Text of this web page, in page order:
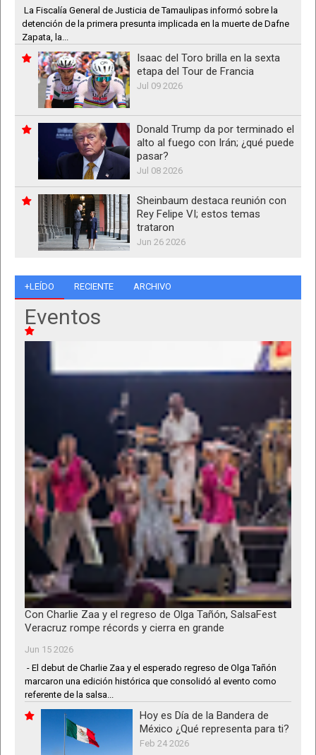
La Fiscalía General de Justicia de Tamaulipas informó sobre la
detención de la primera presunta implicada en la muerte de Dafne
Zapata, la...
Isaac del Toro brilla en la sexta
etapa del Tour de Francia
Jul 09 2026
Donald Trump da por terminado el
alto al fuego con Irán; ¿qué puede
pasar?
Jul 08 2026
Sheinbaum destaca reunión con
Rey Felipe VI; estos temas
trataron
Jun 26 2026
+LEÍDO RECIENTE ARCHIVO
Eventos
Con Charlie Zaa y el regreso de Olga Tañón, SalsaFest
Veracruz rompe récords y cierra en grande
Jun 15 2026
- El debut de Charlie Zaa y el esperado regreso de Olga Tañón
marcaron una edición histórica que consolidó al evento como
referente de la salsa...
Hoy es Día de la Bandera de
México ¿Qué representa para ti?
Feb 24 2026